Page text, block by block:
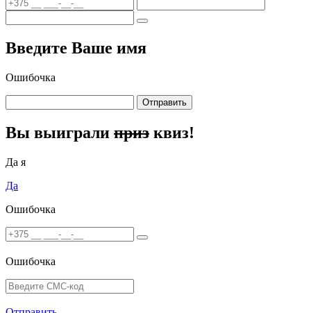
Введите Ваше имя
Ошибочка
Отправить
Вы выиграли приз квиз!
Да я
Да
Ошибочка
Ошибочка